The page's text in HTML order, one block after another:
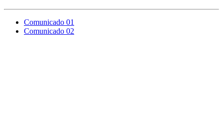
Comunicado 01
Comunicado 02